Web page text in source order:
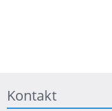
Kontakt